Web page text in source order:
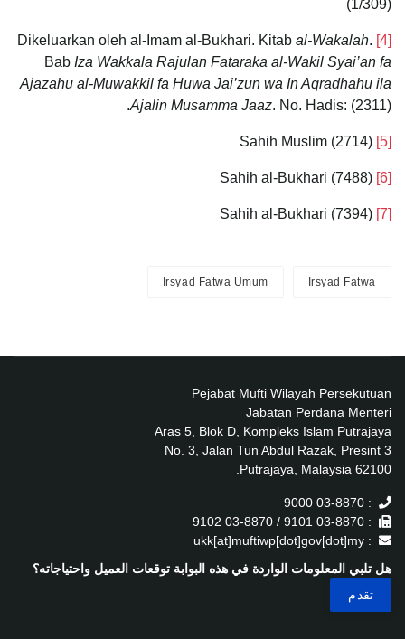
(1/309)
[4]
al-Wakalah.
Bab Iza Wakkala Rajulan Fataraka al-Wakil Syai’an fa
Ajazahu al-Muwakkil fa Huwa Jai’zun wa In Aqradhahu ila
Ajalin Musamma Jaaz. No. Hadis: (2311).
[5]
[6]
[7]
Irsyad Fatwa
Irsyad Fatwa Umum
Pejabat Mufti Wilayah Persekutuan
Jabatan Perdana Menteri
Aras 5, Blok D, Kompleks Islam Putrajaya
No. 3, Jalan Tun Abdul Razak, Presint 3
62100 Putrajaya, Malaysia.
: 03-8870 9000
: 03-8870 9101 / 03-8870 9102
: ukk[at]muftiwp[dot]gov[dot]my
هل تلبي المعلومات الواردة في هذه البوابة توقعات العميل واحتياجاته؟